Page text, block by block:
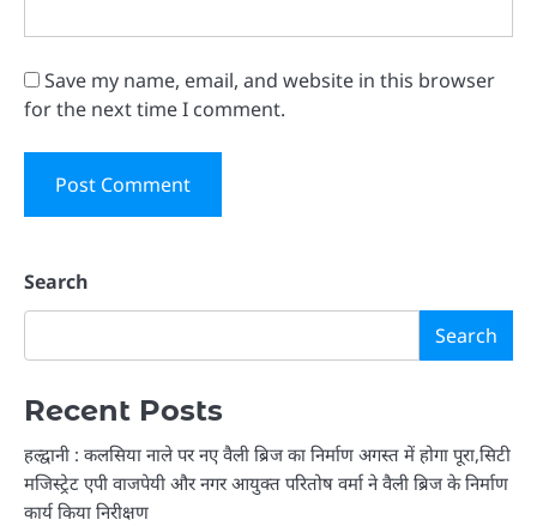
Save my name, email, and website in this browser
for the next time I comment.
Search
Search
Recent Posts
हल्द्वानी : कलसिया नाले पर नए वैली ब्रिज का निर्माण अगस्त में होगा पूरा,सिटी
मजिस्ट्रेट एपी वाजपेयी और नगर आयुक्त परितोष वर्मा ने वैली ब्रिज के निर्माण
कार्य किया निरीक्षण